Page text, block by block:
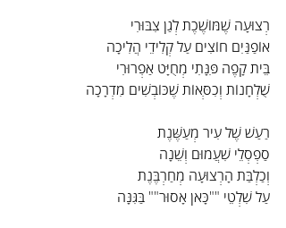
רְצוּעָה שֶׁמּוֹשֶׁכֶת לְגַן צִבּוּרִי
אוֹפַנַּיִם חוֹצִים עַל קְלִידֵי הֲלִיכָה
בֵּית קָפֶה פִּנָּתִי מְחֻיָּט אַפְרוּרִי
שֻׁלְחָנוֹת וְכִסְּאוֹת שֶׁכּוֹבְשִׁים מִדְרָכָה
רַעַשׁ שֶׁל עִיר מְעַשֶּׁנֶת
סַפְסְלֵי שִׁעֲמוּם וְשֵׁנָה
וְכַלְבַּת הָרְצוּעָה מְחַרְבֶּנֶת
עַל שִׁלְטֵי ""כָּאן אָסוּר"" בַּגִּנָּה